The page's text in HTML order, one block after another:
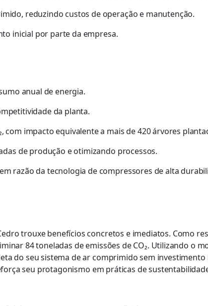
reduzindo custos de operação e manutenção.
inicial por parte da empresa.
anual de energia.
da planta.
com impacto equivalente a mais de 420 árvores
de produção e otimizando processos.
razão da tecnologia de compressores de alta
trouxe benefícios concretos e imediatos. Como
84 toneladas de emissões de CO₂. Utilizando o
do seu sistema de ar comprimido sem investimento
seu protagonismo em práticas de